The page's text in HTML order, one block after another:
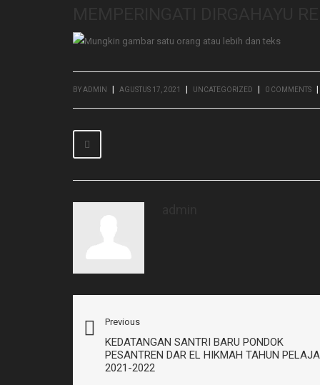
BYADMIN | AGUSTUS 17, 2021 | UNCATEGORIZED | 0 COMMENTS |
Previous
KEDATANGAN SANTRI BARU PONDOK
PESANTREN DAR EL HIKMAH TAHUN
2021-2022